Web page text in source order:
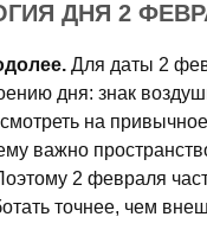
ДНЯ 2
Для даты 2
дня: знак
смотреть на
важно
2 февраля
точнее, чем